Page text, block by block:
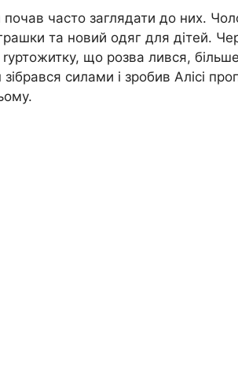
часто заглядати до них.
та новий одяг для дітей.
що розва лився,
зібрався силами і зробив Алісі